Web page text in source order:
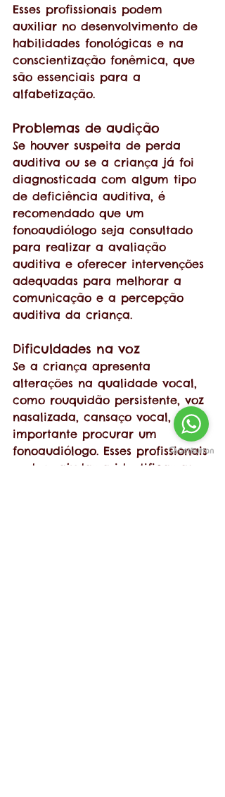
Esses profissionais podem
auxiliar no desenvolvimento de
habilidades fonológicas e na
conscientização fonêmica, que
são essenciais para a
alfabetização.
Problemas de audição
Se houver suspeita de perda
auditiva ou se a criança já foi
diagnosticada com algum tipo
de deficiência auditiva, é
recomendado que um
fonoaudiólogo seja consultado
para realizar a avaliação
auditiva e oferecer intervenções
adequadas para melhorar a
comunicação e a percepção
auditiva da criança.
Dificuldades na voz
Se a criança apresenta
alterações na qualidade vocal,
como rouquidão persistente, voz
nasalizada, cansaço vocal, é
importante procurar um
fonoaudiólogo. Esses profissionais
podem ajudar a identificar as